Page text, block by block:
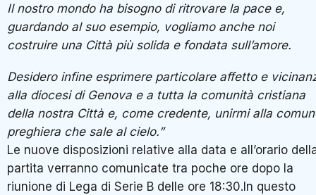
Il nostro mondo ha bisogno di ritrovare la pace e,
guardando al suo esempio, vogliamo anche noi
costruire una Città più solida e fondata sull’amore.
Desidero infine esprimere particolare affetto e
alla diocesi di Genova e a tutta la comunità cristiana
della nostra Città e, come credente, unirmi alla
preghiera che sale al cielo.”
Le nuove disposizioni relative alla data e all’orario
partita verranno comunicate tra poche ore dopo la
riunione di Lega di Serie B delle ore 18:30.In questo